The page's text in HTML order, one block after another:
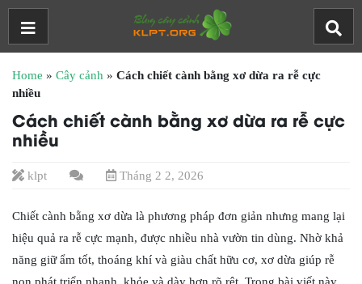
Home » Cây cảnh » Cách chiết cành bằng xơ dừa ra rễ cực
nhiều
Cách chiết cành bằng xơ dừa ra rễ cực
nhiều
klpt Tháng 2 2, 2026
Chiết cành bằng xơ dừa là phương pháp đơn giản nhưng mang lại
hiệu quả ra rễ cực mạnh, được nhiều nhà vườn tin dùng. Nhờ khả
năng giữ ẩm tốt, thoáng khí và giàu chất hữu cơ, xơ dừa giúp rễ